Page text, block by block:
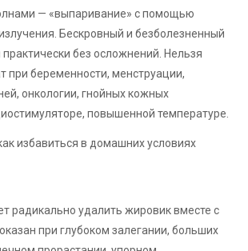
— «выпаривание» с помощью
Бескровный и безболезненный
без осложнений. Нельзя
при беременности, менструации,
онкологии, гнойных кожных
повышенной температуре.
радикально удалить жировик вместе с
при глубоком залегании, больших